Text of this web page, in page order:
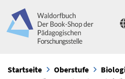
Startseite Oberstufe